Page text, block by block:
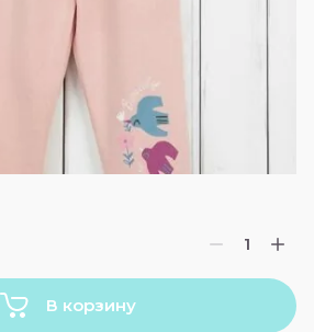
В корзину